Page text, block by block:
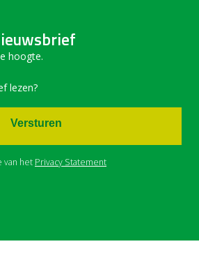
hoogte.
lezen?
van het Privacy Statement
Versturen